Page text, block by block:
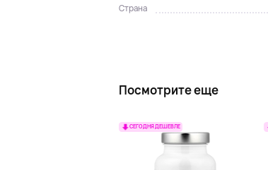
Страна
Посмотрите еще
СЕГОДНЯ ДЕШЕВЛЕ